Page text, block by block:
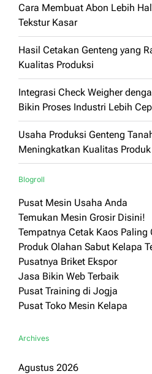
Cara Membuat Abon Lebih
Tekstur Kasar
Hasil Cetakan Genteng yang
Kualitas Produksi
Integrasi Check Weigher
Bikin Proses Industri Lebih
Usaha Produksi Genteng
Meningkatkan Kualitas Produk
Blogroll
Pusat Mesin Usaha Anda
Temukan Mesin Grosir Disini!
Tempatnya Cetak Kaos Paling
Produk Olahan Sabut Kelapa
Pusatnya Briket Ekspor
Jasa Bikin Web Terbaik
Pusat Training di Jogja
Pusat Toko Mesin Kelapa
Archives
Agustus 2026